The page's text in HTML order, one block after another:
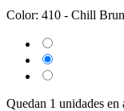
Color: 410 - Chill
Quedan 1 unidades en